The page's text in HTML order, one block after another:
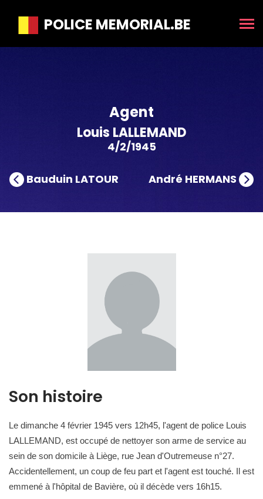
POLICE MEMORIAL.BE
Agent
Louis LALLEMAND
4/2/1945
Bauduin LATOUR André HERMANS
Son histoire
Le dimanche 4 février 1945 vers 12h45, l'agent de police Louis
LALLEMAND, est occupé de nettoyer son arme de service au
sein de son domicile à Liège, rue Jean d'Outremeuse n°27.
Accidentellement, un coup de feu part et l'agent est touché. Il est
emmené à l'hôpital de Bavière, où il décède vers 16h15.